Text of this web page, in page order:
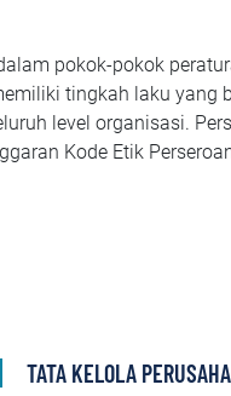
pokok-pokok
tingkah laku yang
level organisasi.
Kode Etik
TATA KELOLA